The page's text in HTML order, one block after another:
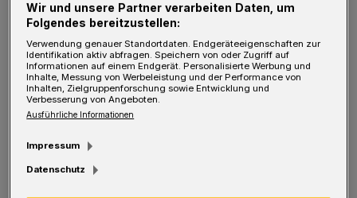
Professor Dr. med. Bernd Sanner ist Ärztlicher Direktor am
Agaplesion Bethesda-Krankenhaus. Wer mit ihm über
Bluthochdruck sprechen möchte, wählt am Donnerstag zwischen
16.30 und 18 Uhr die 0202 / 271 44 21.
Foto: André Duhme
J
eder Zweite in Deutschland leidet unter
Wir und unsere Partner verarbeiten Daten, um
Folgendes bereitzustellen:
Verwendung genauer Standortdaten. Endgeräteeigenschaften zur
Identifikation aktiv abfragen. Speichern von oder Zugriff auf
Informationen auf einem Endgerät. Personalisierte Werbung und
Inhalte, Messung von Werbeleistung und der Performance von
Inhalten, Zielgruppenforschung sowie Entwicklung und
Verbesserung von Angeboten.
Ausführliche Informationen
Impressum
Datenschutz